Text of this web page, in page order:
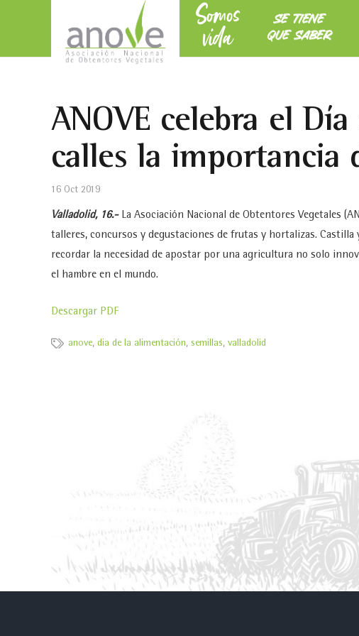
Somos
vida
SE TIENE
QUE SABER
ANOVE celebra el
calles la importancia
16 Oct 2019
Valladolid, 16.-La Asociación Nacional de Obtentores Vegetales
talleres, concursos y degustaciones de frutas y hortalizas.
recordar la necesidad de apostar por una agricultura no solo
el hambre en el mundo.
Descargar PDF
anove, dia de la alimentación, semillas, valladolid